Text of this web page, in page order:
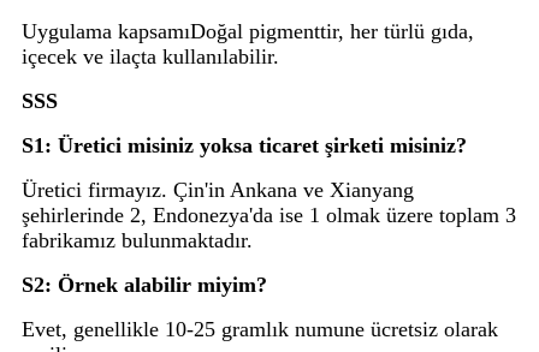
Uygulama kapsamıDoğal pigmenttir, her türlü gıda,
içecek ve ilaçta kullanılabilir.
SSS
S1: Üretici misiniz yoksa ticaret şirketi misiniz?
Üretici firmayız. Çin'in Ankana ve Xianyang
şehirlerinde 2, Endonezya'da ise 1 olmak üzere toplam 3
fabrikamız bulunmaktadır.
S2: Örnek alabilir miyim?
Evet, genellikle 10-25 gramlık numune ücretsiz olarak